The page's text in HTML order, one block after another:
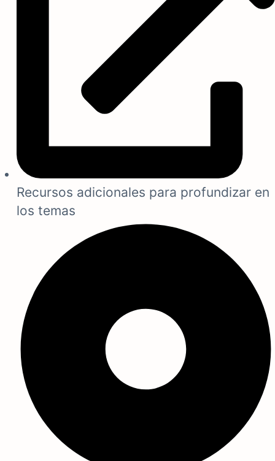
Recursos adicionales para profundizar en
los temas